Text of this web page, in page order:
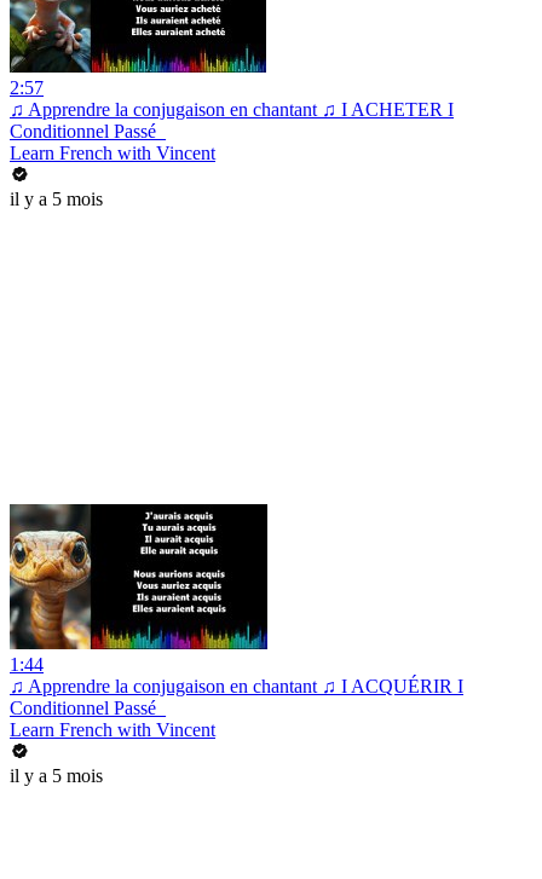
2:57
♫ Apprendre la conjugaison en chantant ♫ I ACHETER I
Conditionnel Passé_
Learn French with Vincent
il y a 5 mois
1:44
♫ Apprendre la conjugaison en chantant ♫ I ACQUÉRIR I
Conditionnel Passé_
Learn French with Vincent
il y a 5 mois